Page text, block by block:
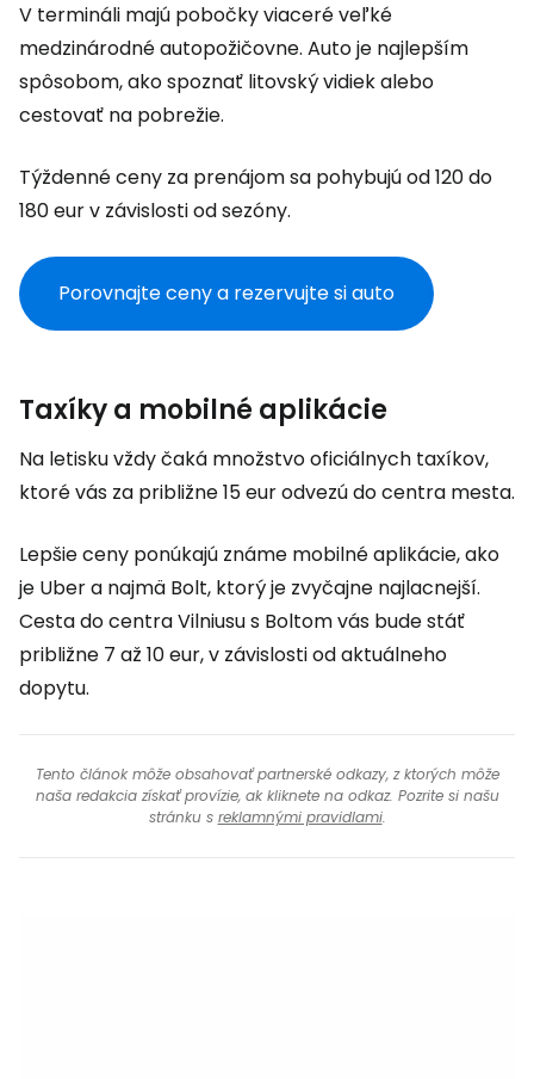
V termináli majú pobočky viaceré veľké
medzinárodné autopožičovne. Auto je najlepším
spôsobom, ako spoznať litovský vidiek alebo
cestovať na pobrežie.
Týždenné ceny za prenájom sa pohybujú od 120 do
180 eur v závislosti od sezóny.
Porovnajte ceny a rezervujte si auto
Taxíky a mobilné aplikácie
Na letisku vždy čaká množstvo oficiálnych taxíkov,
ktoré vás za približne 15 eur odvezú do centra mesta.
Lepšie ceny ponúkajú známe mobilné aplikácie, ako
je Uber a najmä Bolt, ktorý je zvyčajne najlacnejší.
Cesta do centra Vilniusu s Boltom vás bude stáť
približne 7 až 10 eur, v závislosti od aktuálneho
dopytu.
Tento článok môže obsahovať partnerské odkazy, z ktorých môže
naša redakcia získať provízie, ak kliknete na odkaz. Pozrite si našu
stránku s reklamnými pravidlami.